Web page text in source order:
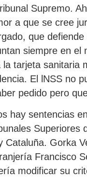
Supremo.
a que se cree
que
siempre en el
tarjeta sanitaria
El lNSS no
pedido pero
hay sentencias
Superiores
Cataluña. Gorka
Francisco
modificar su